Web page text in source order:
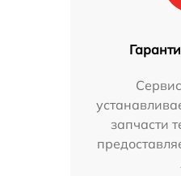
запчасти